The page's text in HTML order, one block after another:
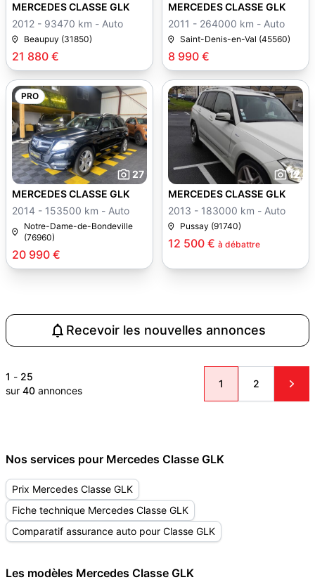
21 880 €
MERCEDES CLASSE GLK
2012 - 93470 km - Auto
Beaupuy (31850)
8 990 €
MERCEDES CLASSE GLK
2011 - 264000 km - Auto
Saint-Denis-en-Val (45560)
PRO
27
20 990 €
MERCEDES CLASSE GLK
2014 - 153500 km - Auto
Notre-Dame-de-Bondeville
(76960)
12
12 500 € à débattre
MERCEDES CLASSE GLK
2013 - 183000 km - Auto
Pussay (91740)
Recevoir les nouvelles annonces
1 - 25
sur 40 annonces
1 2
Nos services pour Mercedes Classe GLK
Prix Mercedes Classe GLK
Fiche technique Mercedes Classe GLK
Comparatif assurance auto pour Classe GLK
Les modèles Mercedes Classe GLK